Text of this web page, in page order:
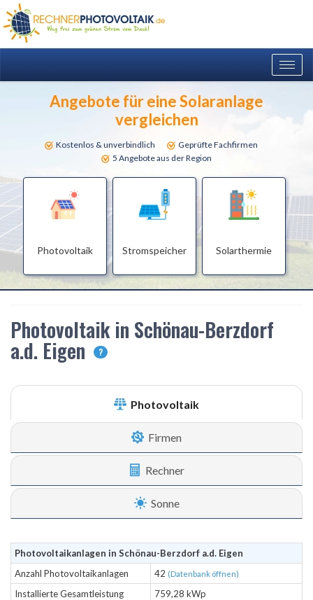
Angebote für eine Solaranlage
vergleichen
Kostenlos & unverbindlich
Geprüfte Fachfirmen
5 Angebote aus der Region
Photovoltaik Stromspeicher Solarthermie
Photovoltaik in Schönau-Berzdorf
a.d. Eigen ?
Photovoltaik
Firmen
Rechner
Sonne
Photovoltaikanlagen in Schönau-Berzdorf a.d. Eigen
Anzahl Photovoltaikanlagen
42 (Datenbank öffnen)
Installierte Gesamtleistung 759,28 kWp